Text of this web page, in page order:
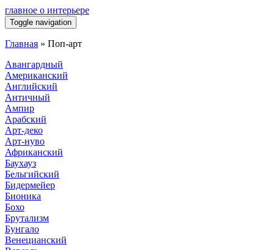
главное о интерьере
Toggle navigation
Главная » Поп-арт
Авангардный
Американский
Английский
Античный
Ампир
Арабский
Арт-деко
Арт-нуво
Африканский
Баухауз
Бельгийский
Бидермейер
Бионика
Бохо
Брутализм
Бунгало
Венецианский